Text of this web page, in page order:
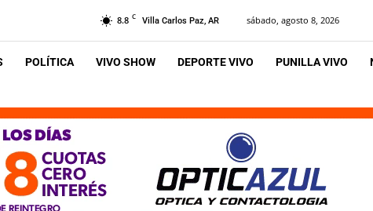
8.8 C Villa Carlos Paz, AR sábado, agosto 8, 2026
POLÍTICA VIVO SHOW DEPORTE VIVO PUNILLA VIVO